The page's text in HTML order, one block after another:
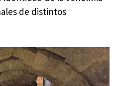
de distintos